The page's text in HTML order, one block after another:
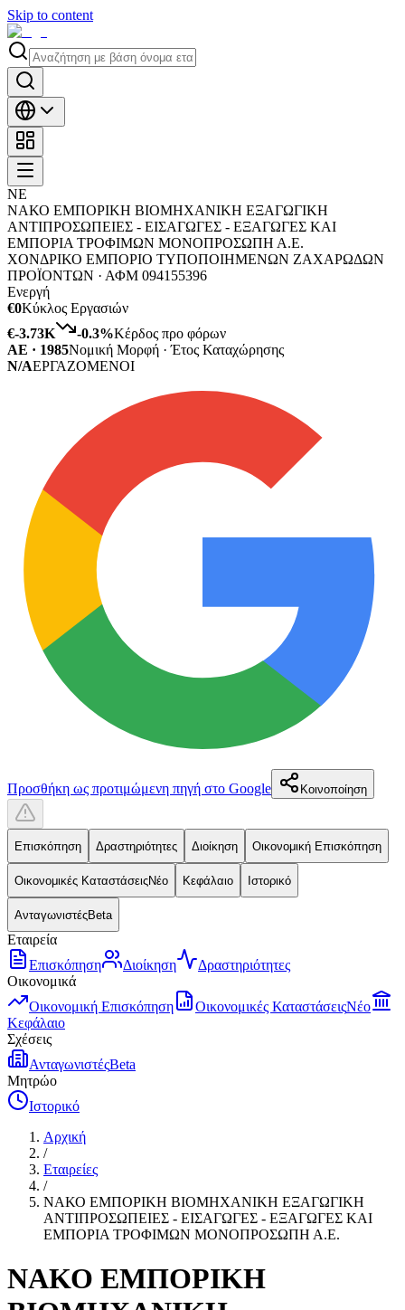
Skip to content
ΝΕ
ΝΑΚΟ ΕΜΠΟΡΙΚΗ ΒΙΟΜΗΧΑΝΙΚΗ ΕΞΑΓΩΓΙΚΗ
ΑΝΤΙΠΡΟΣΩΠΕΙΕΣ - ΕΙΣΑΓΩΓΕΣ - ΕΞΑΓΩΓΕΣ ΚΑΙ
ΕΜΠΟΡΙΑ ΤΡΟΦΙΜΩΝ ΜΟΝΟΠΡΟΣΩΠΗ Α.Ε.
ΧΟΝΔΡΙΚΟ ΕΜΠΟΡΙΟ ΤΥΠΟΠΟΙΗΜΕΝΩΝ ΖΑΧΑΡΩΔΩΝ
ΠΡΟΪΟΝΤΩΝ · ΑΦΜ 094155396
Ενεργή
€0Κύκλος Εργασιών
€-3.73K
-0.3%Κέρδος προ φόρων
ΑΕ · 1985Νομική Μορφή · Έτος Καταχώρησης
N/AΕΡΓΑΖΟΜΕΝΟΙ
Προσθήκη ως προτιμώμενη πηγή στο Google Κοινοποίηση
Επισκόπηση Δραστηριότητες Διοίκηση Οικονομική Επισκόπηση
Οικονομικές ΚαταστάσειςΝέο Κεφάλαιο Ιστορικό
ΑνταγωνιστέςBeta
Εταιρεία
Επισκόπηση
Διοίκηση
Δραστηριότητες
Οικονομικά
Οικονομική Επισκόπηση
Οικονομικές ΚαταστάσειςΝέο
Κεφάλαιο
Σχέσεις
ΑνταγωνιστέςBeta
Μητρώο
Ιστορικό
Αρχική
/
Εταιρείες
/
ΝΑΚΟ ΕΜΠΟΡΙΚΗ ΒΙΟΜΗΧΑΝΙΚΗ ΕΞΑΓΩΓΙΚΗ
ΑΝΤΙΠΡΟΣΩΠΕΙΕΣ - ΕΙΣΑΓΩΓΕΣ - ΕΞΑΓΩΓΕΣ ΚΑΙ
ΕΜΠΟΡΙΑ ΤΡΟΦΙΜΩΝ ΜΟΝΟΠΡΟΣΩΠΗ Α.Ε.
ΝΑΚΟ ΕΜΠΟΡΙΚΗ